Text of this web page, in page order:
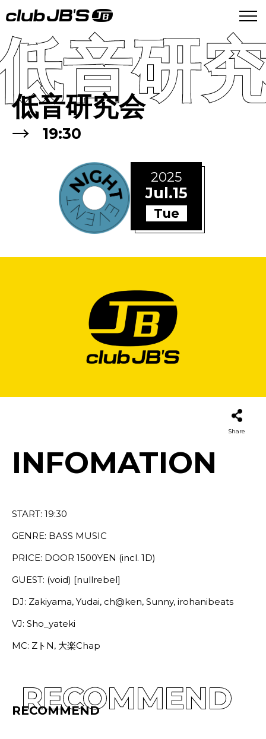
音研
低音研究会
→ 19:30
2025
Jul.15
Tue
Share
INFOMATION
START: 19:30
GENRE: BASS MUSIC
PRICE: DOOR 1500YEN (incl. 1D)
GUEST: (void) [nullrebel]
DJ: Zakiyama, Yudai, ch@ken, Sunny, irohanibeats
VJ: Sho_yateki
MC: ZトN, 大楽Chap
RECOMMEND
RECOMMEND